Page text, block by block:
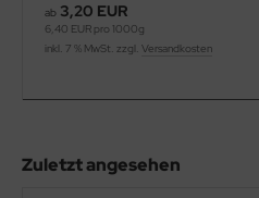
ab 3,20 EUR
6,40 EUR pro 1000g
inkl. 7 % MwSt. zzgl. Versandkosten
Zuletzt angesehen